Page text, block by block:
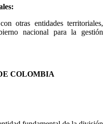
otras entidades territoriales,
nacional para la gestión
COLOMBIA